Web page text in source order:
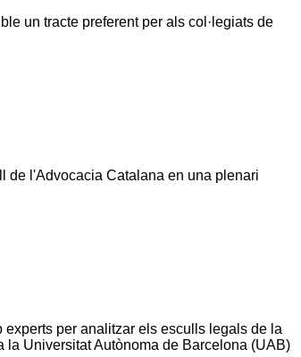
un tracte preferent per als col·legiats de
Catalana en una plenari
per analitzar els esculls legals de la
Universitat Autònoma de Barcelona (UAB)